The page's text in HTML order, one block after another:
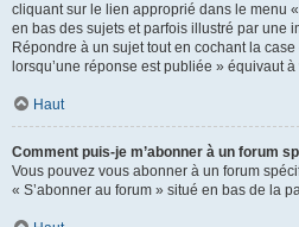
cliquant sur le lien approprié dans le menu
en bas des sujets et parfois illustré par une
Répondre à un sujet tout en cochant la
lorsqu’une réponse est publiée » équivaut
Haut
Comment puis-je m’abonner à un forum
Vous pouvez vous abonner à un forum
« S’abonner au forum » situé en bas de la